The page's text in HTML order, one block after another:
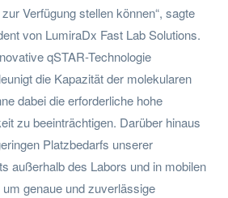
Verfügung stellen können“, sagte
von LumiraDx Fast Lab Solutions.
qSTAR-Technologie
die Kapazität der molekularen
dabei die erforderliche hohe
zu beeinträchtigen. Darüber hinaus
Platzbedarfs unserer
außerhalb des Labors und in mobilen
genaue und zuverlässige